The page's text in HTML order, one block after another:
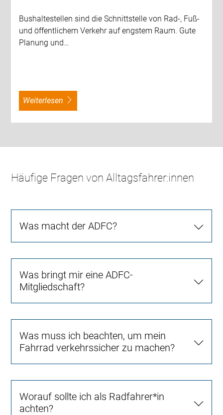
Bushaltestellen sind die Schnittstelle von Rad-, Fuß-
und öffentlichem Verkehr auf engstem Raum. Gute
Planung und…
weiterlesen
Häufige Fragen von Alltagsfahrer:innen
Was macht der ADFC?
Was bringt mir eine ADFC-
Mitgliedschaft?
Was muss ich beachten, um mein
Fahrrad verkehrssicher zu machen?
Worauf sollte ich als Radfahrer*in
achten?